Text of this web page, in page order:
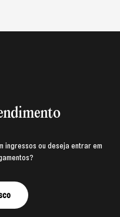
ingressos ou deseja entrar em